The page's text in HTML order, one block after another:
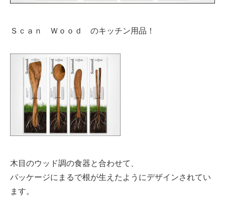
Ｓｃａｎ Ｗｏｏｄ のキッチン用品！
木目のウッド調の食器と合わせて、
パッケージにまるで根が生えたようにデザインされてい
ます。